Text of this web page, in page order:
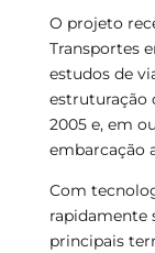
O projeto
Transportes
estudos de
estruturação
2005 e, em
embarcação
Com
rapidamente
principais